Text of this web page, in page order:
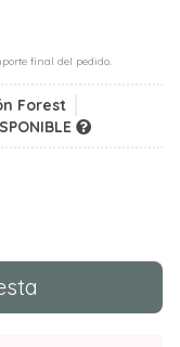
final del pedido.
Forest